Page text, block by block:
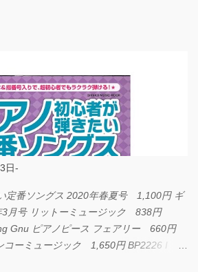
日-
定番ソングス 2020年春夏号 1,100円 ギ
3月号 リットーミュージック 838円
Gnu ピアノピース フェアリー 660円
コーミュージック 1,650円 BP2226 I